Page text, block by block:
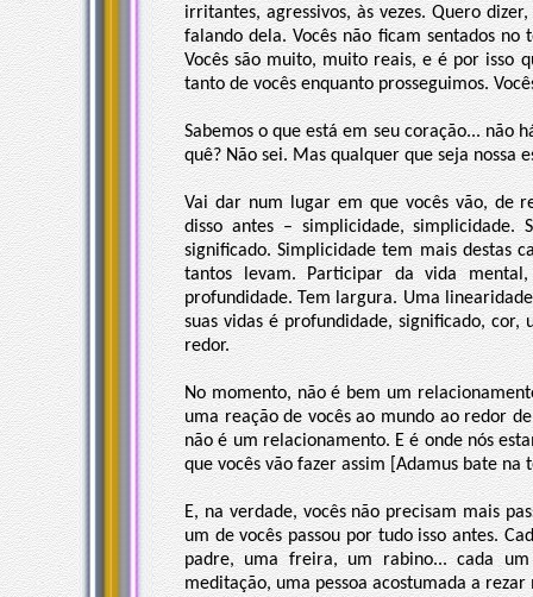
irritantes, agressivos, às vezes. Quero
falando dela. Vocês não ficam sentados
Vocês são muito, muito reais, e é por isso
tanto de vocês enquanto prosseguimos.
Sabemos o que está em seu coração... não
quê? Não sei. Mas qualquer que seja nossa
Vai dar num lugar em que vocês vão, de
disso antes – simplicidade,
significado. Simplicidade tem mais destas
tantos levam. Participar da vida
profundidade. Tem largura. Uma
suas vidas é profundidade, significado,
redor.
No momento, não é bem um
uma reação de vocês ao mundo ao redor
não é um relacionamento. E é onde nós
que vocês vão fazer assim [Adamus bate
E, na verdade, vocês não precisam mais
um de vocês passou por tudo isso antes.
padre, uma freira, um rabino... cada
meditação, uma pessoa acostumada a